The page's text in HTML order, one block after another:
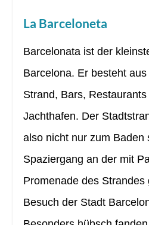
La Barceloneta
Barcelonata ist der
Barcelona. Er besteht
Strand, Bars,
Jachthafen. Der
also nicht nur zum Baden
Spaziergang an der mit
Promenade des Strandes
Besuch der Stadt